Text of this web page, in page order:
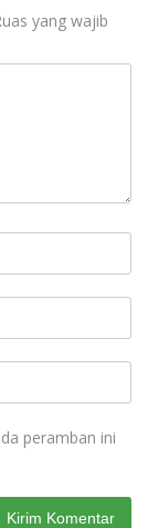
yang wajib
peramban ini